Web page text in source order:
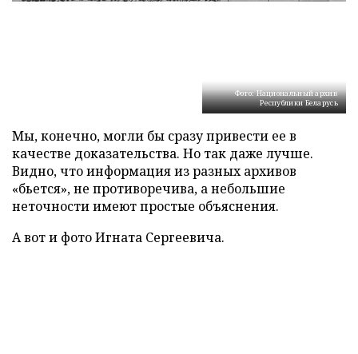
Фото: Национальный архив
Республики Беларусь
Мы, конечно, могли бы сразу привести ее в
качестве доказательства. Но так даже лучше.
Видно, что информация из разных архивов
«бьется», не противоречива, а небольшие
неточности имеют простые объяснения.
А вот и фото Игната Сергеевича.